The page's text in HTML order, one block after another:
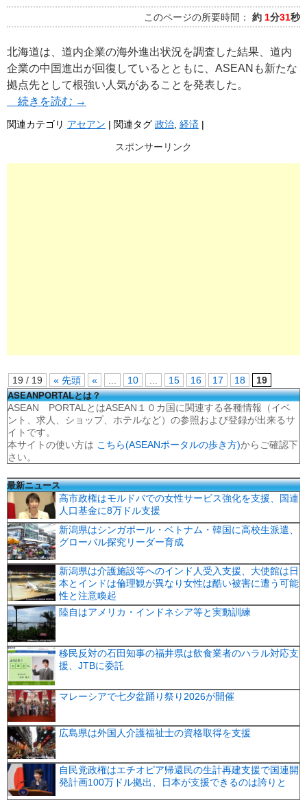
このページの所要時間： 約 1分31秒
北海道は、道内企業の海外進出状況を調査した結果、道内
企業の中国進出が回復しているとともに、ASEANも新たな
拠点先として根強い人気があることを発表した。
続きを読む →
関連カテゴリ アセアン | 関連タグ 政治 経済 |
スポンサーリンク
19 / 19 « 先頭 « 10 15 16 17 18 19
ASEANPORTALとは？
ASEAN PORTALとはASEAN１０カ国に関連する各種情報（イベ
ント、求人、ショップ、ホテルなど）の参照および登録が出来るサ
イトです。
本サイトの使い方は こちら(ASEANポータルの歩き方)からご確認下
さい。
最新ニュース
高市政権はモルドバでの女性サービス強化を支援、国連
人口基金に8万ドル支援
新潟県はシンガポール・ベトナム・韓国に高校生派遣、
グローバル探究リーダー育成
新潟県は介護施設等へのインド人受入支援、大使館は日
本とインドは倫理観が異なり女性は酷い被害に遭う可能
性と注意喚起
陸自はアメリカ・インドネシア等と実動訓練
移民反対の石田知事の福井県は飲食業者のハラル対応支
援、JTBに委託
マレーシアで七夕盆踊り祭り2026が開催
広島県は外国人介護福祉士の資格取得を支援
自民党政権はエチオピア帰還民の生計再建支援で国連開
発計画100万ドル拠出、日本が支援できるのは誇りと